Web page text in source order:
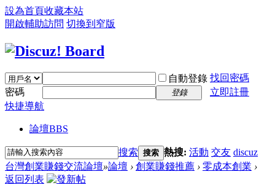
設為首頁收藏本站
開啟輔助訪問 切換到窄版
自動登錄 找回密碼
密碼
登錄
立即註冊
快捷導航
論壇BBS
搜索 搜索 熱搜: 活動 交友 discuz
台灣創業賺錢交流論壇»論壇 › 創業賺錢推薦 › 零成本創業 ›
返回列表